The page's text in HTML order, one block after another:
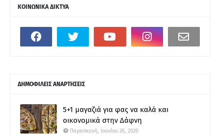
ΚΟΙΝΩΝΙΚΑ ΔΙΚΤΥΑ
ΔΗΜΟΦΙΛΕΙΣ ΑΝΑΡΤΗΣΕΙΣ
5+1 μαγαζιά για φας να καλά και
οικονομικά στην Δάφνη
Παρασκευή, Ιουνίου 26, 2020